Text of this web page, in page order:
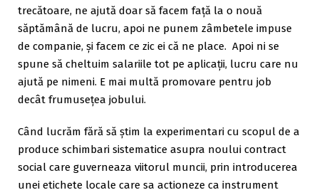
trecătoare, ne ajută doar să facem față la o nouă
săptămână de lucru, apoi ne punem zâmbetele impuse
de companie, și facem ce zic ei că ne place. Apoi ni se
spune să cheltuim salariile tot pe aplicații, lucru care nu
ajută pe nimeni. E mai multă promovare pentru job
decât frumusețea jobului.
Când lucrăm fără să știm la experimentari cu scopul de a
produce schimbari sistematice asupra noului contract
social care guverneaza viitorul muncii, prin introducerea
unei etichete locale care sa actioneze ca instrument